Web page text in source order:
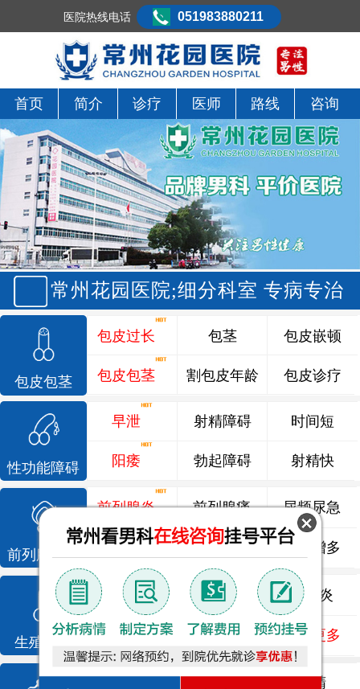
首页 简介 诊疗 医师 路线 咨询
常州花园医院;细分科室 专病专治
包皮包茎
包皮过长
包皮包茎
包茎
割包皮年龄
包皮嵌顿
包皮诊疗
性功能障碍
早泄
阳痿
射精障碍
勃起障碍
时间短
射精快
前列腺疾病
前列腺炎 前列腺痛 尿频尿急
前列腺增生 排尿不畅 夜尿增多
生殖感染
龟头炎 睾丸炎 尿道炎
尿相关 泌尿感染 了解更多
死精 少精 弱精
医院热线电话 051983880211